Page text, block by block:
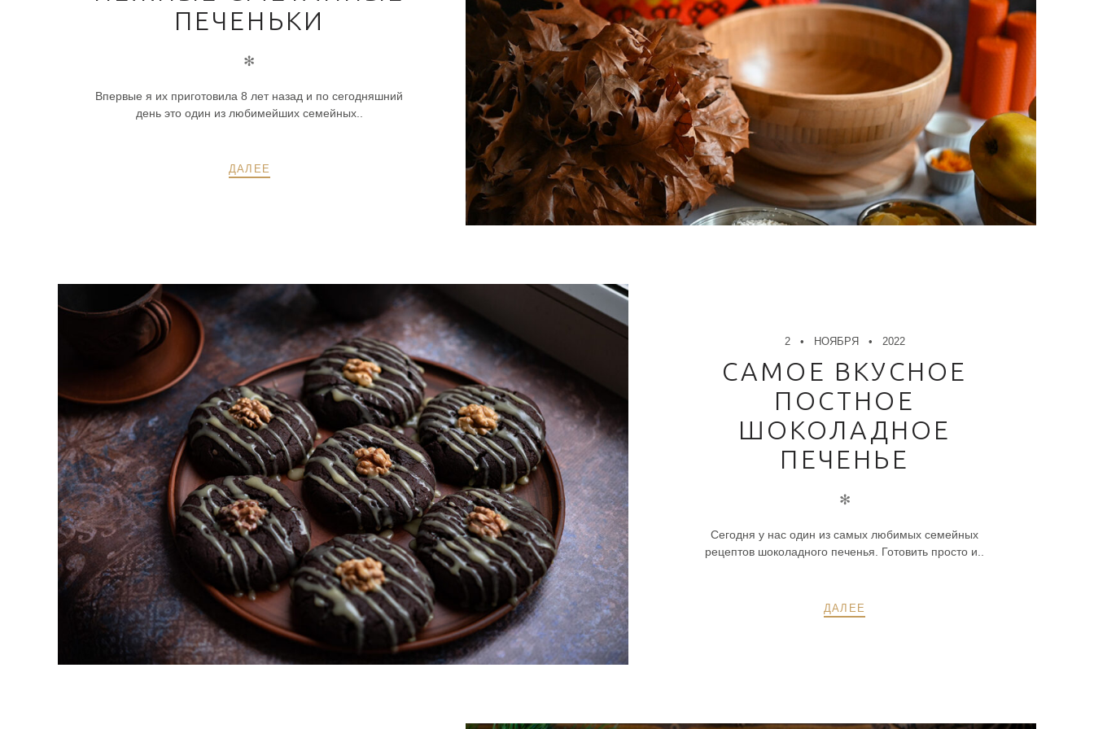
ПЕЧЕНЬКИ
✻
Впервые я их приготовила 8 лет назад и по сегодняшний
день это один из любимейших семейных..
ДАЛЕЕ
2 НОЯБРЯ 2022
САМОЕ ВКУСНОЕ
ПОСТНОЕ
ШОКОЛАДНОЕ
ПЕЧЕНЬЕ
✻
Сегодня у нас один из самых любимых семейных
рецептов шоколадного печенья. Готовить просто и..
ДАЛЕЕ